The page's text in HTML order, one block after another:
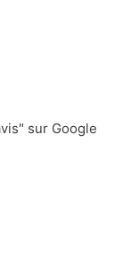
sur Google